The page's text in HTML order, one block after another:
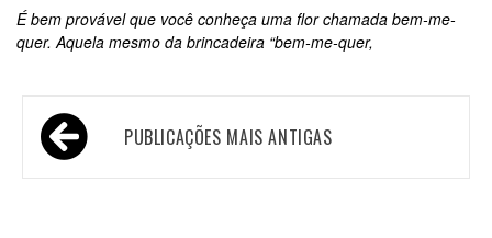
É bem provável que você conheça uma flor chamada bem-me-
quer. Aquela mesmo da brincadeira “bem-me-quer,
PUBLICAÇÕES MAIS ANTIGAS